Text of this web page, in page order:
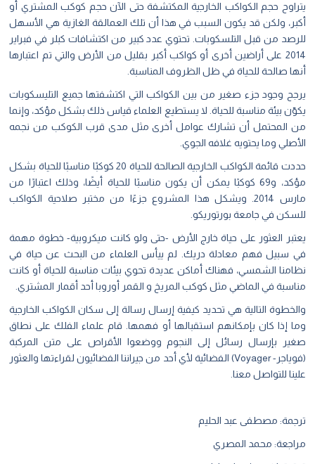
يتراوح حجم الكواكب الخارجية المكتشفة حتى الآن حجم كوكب المشتري أو
أكبر، ولكن قد يكون السبب في هذا أن تلك العمالقة الغازية هي الأسهل
للرصد من قبل التلسكوبات. تحتوي عدد كبير من اكتشافات كبلر في فبراير
2014 على أراضين أخرى أو كواكب أكبر بقليل من الأرض والتي تم اعتبارها
أنها صالحة للحياة في ظل الظروف المناسبة.
يرجح وجود جزء صغير من بين الكواكب التي اكتشفتها جميع التليسكوبات
يكوّن بيئة مناسبة للحياة. لا يستطيع العلماء قياس ذلك بشكل مؤكد، وإنما
من المحتمل أن تشارك عوامل أخرى مثل مدى قرب الكوكب من نجمه
الأصلي وما يحتويه غلافه الجوي.
حددت قائمة الكواكب الخارجية الصالحة للحياة 20 كوكبًا مناسبًا للحياة بشكل
مؤكد، و69 كوكبًا يمكن أن يكون مناسبًا للحياة أيضًا، وذلك اعتبارًا من
مارس 2014. ويشكل هذا المشروع جزءًا من مختبر صلاحية الكواكب
للسكن في جامعة بورتوريكو.
يعتبر العثور على حياة خارج الأرض -حتى ولو كانت ميكروبية- خطوة مهمة
في سبيل فهم معادلة دريك. لم ييأس العلماء من البحث عن حياة في
نظامنا الشمسي، فهناك أماكن عديدة تحوي بيئات مناسبة للحياة أو كانت
مناسبة في الماضي مثل كوكب المريخ و القمر أوروبا أحد أقمار المشتري.
والخطوة التالية هي تحديد كيفية إرسال رسالة إلى سكان الكواكب الخارجية
وما إذا كان بإمكانهم استقبالها أو فهمها. قام علماء الفلك على نطاق
صغير بإرسال رسائل إلى النجوم ووضعوا الأقراص على متن المركبة
(فوياجر- Voyager) الفضائية لأي أحد من جيراننا الفضائيون لقراءتها والعثور
علينا للتواصل معنا.
ترجمة: مصطفى عبد الحليم
مراجعة: محمد المصري